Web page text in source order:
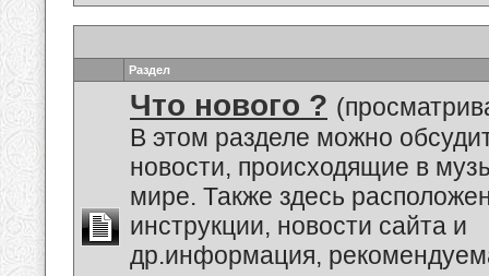
Раздел
Что нового ?
В этом разделе можно
новости, происходящие в
мире. Также здесь
инструкции, новости сайта и
др.информация,